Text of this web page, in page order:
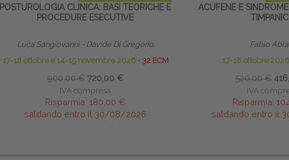
POSTUROLOGIA CLINICA: BASI TEORICHE E
PROCEDURE ESECUTIVE
Luca Sangiovanni - Davide Di Gregorio
17-18 ottobre e 14-15 novembre 2026 ∙ 32 ECM
900,00 € 720,00 €
IVA compresa
Risparmia: 180,00 €
saldando entro il 30/08/2026
ACUFENE E
Fabio
17-18 ottobre 2026
520,00 €
IVA
Risparmia:
saldando entro il